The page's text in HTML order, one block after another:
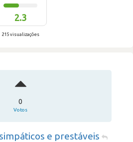
2.3
215 visualizações
0
Votos
e prestáveis